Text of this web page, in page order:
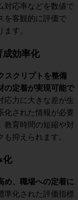
対応率などを数値で
を客観的に評価で
す。
成効率化
スクリプトを整備
の定着が実現可能で
応力に大きな差が生
化された情報が必要
教育時間の短縮や対
抑えられます。
化
め、職場への定着に
準化された評価指標